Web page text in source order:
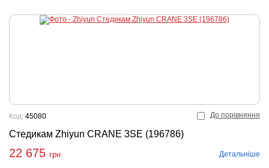
До порівняння
Стедикам Zhiyun CRANE 3SE (196786)
Код: 45080
22 675 грн Детальніше